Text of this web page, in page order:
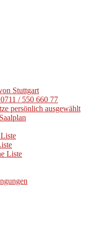
Stuttgart
/ 550 660 77
persönlich ausgewählt
Liste